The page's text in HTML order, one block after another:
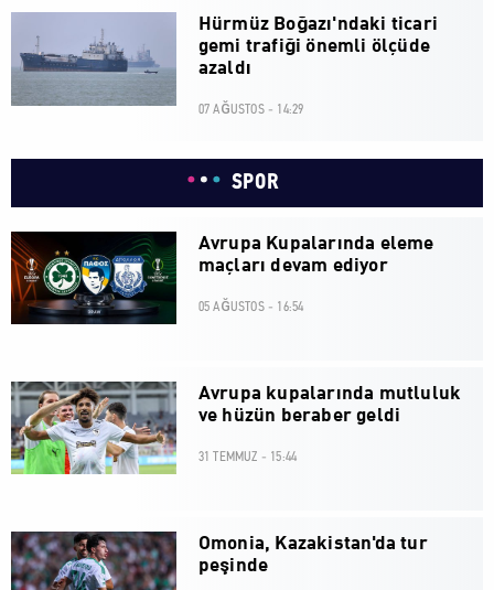
Hürmüz Boğazı'ndaki ticari
gemi trafiği önemli ölçüde
azaldı
07 AĞUSTOS - 14:29
SPOR
Avrupa Kupalarında eleme
maçları devam ediyor
05 AĞUSTOS - 16:54
Avrupa kupalarında mutluluk
ve hüzün beraber geldi
31 TEMMUZ - 15:44
Omonia, Kazakistan'da tur
peşinde